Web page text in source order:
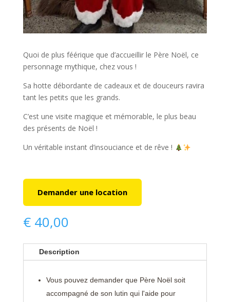
Quoi de plus féérique que d’accueillir le Père Noël, ce
personnage mythique, chez vous !
Sa hotte débordante de cadeaux et de douceurs ravira
tant les petits que les grands.
C’est une visite magique et mémorable, le plus beau
des présents de Noël !
Un véritable instant d’insouciance et de rêve !
Demander une location
€40,00
Description
Vous pouvez demander que Père Noël soit
accompagné de son lutin qui l'aide pour